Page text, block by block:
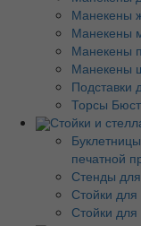
Манекены
Манекены
Манекены
Манекены
Подставки
Торсы
Стойки и
печатной
Стенды
Стойки
Стойки